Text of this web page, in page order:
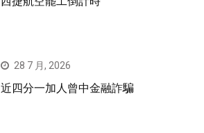
28 7 月, 2026
近四分一加人曾中金融詐騙